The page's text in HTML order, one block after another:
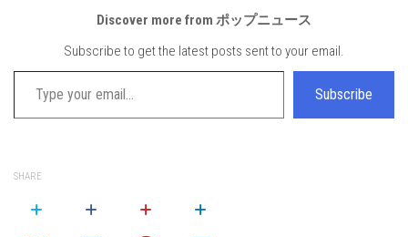
Discover more from ポップニュース
Subscribe to get the latest posts sent to your email.
Type your email…
Subscribe
SHARE